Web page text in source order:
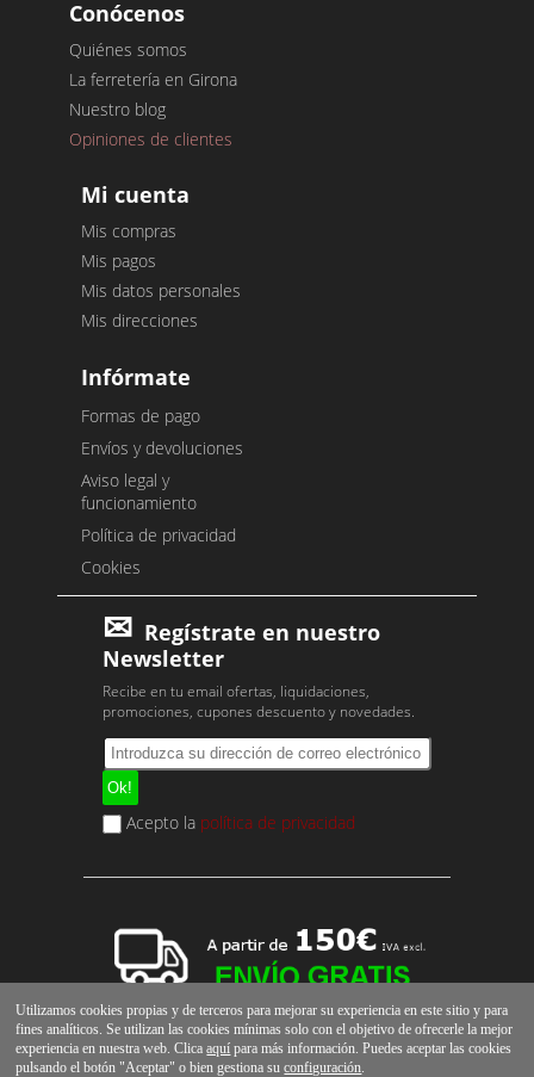
Conócenos
Quiénes somos
La ferretería en Girona
Nuestro blog
Opiniones de clientes
Mi cuenta
Mis compras
Mis pagos
Mis datos personales
Mis direcciones
Infórmate
Formas de pago
Envíos y devoluciones
Aviso legal y
funcionamiento
Política de privacidad
Cookies
Regístrate en nuestro
Newsletter
Recibe en tu email ofertas, liquidaciones,
promociones, cupones descuento y novedades.
Acepto la política de privacidad
Utilizamos cookies propias y de terceros para mejorar su experiencia en este sitio y para
fines analíticos. Se utilizan las cookies mínimas solo con el objetivo de ofrecerle la mejor
experiencia en nuestra web. Clicaaquí para más información. Puedes aceptar las cookies
pulsando el botón "Aceptar" o bien gestiona suconfiguración.